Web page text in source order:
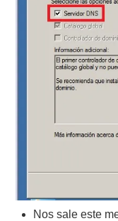
Nos sale este